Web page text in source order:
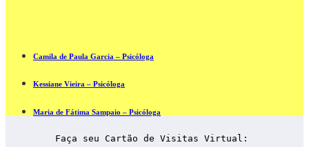
Camila de Paula Garcia – Psicóloga
Kessiane Vieira – Psicóloga
Maria de Fátima Sampaio – Psicóloga
Faça seu Cartão de Visitas Virtual: